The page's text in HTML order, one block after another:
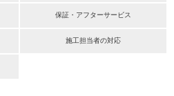
保証・アフターサービス
施工担当者の対応